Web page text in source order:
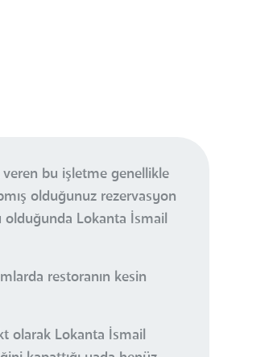
bu işletme genellikle
olduğunuz rezervasyon
olduğunda Lokanta İsmail
restoranın kesin
olarak Lokanta İsmail